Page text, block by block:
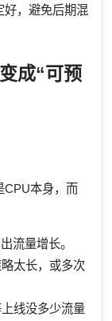
好，避免后期混
成“可预
CPU本身，而
流量增长。
太长，或多次
线没多少流量